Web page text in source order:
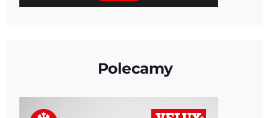
Polecamy